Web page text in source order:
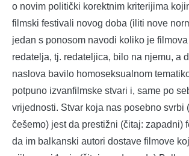
o novim politički korektnim kriterijima
filmski festivali novog doba (iliti nove
jedan s ponosom navodi koliko je
redatelja, tj. redateljica, bilo na njemu, a
naslova bavilo homoseksualnom
potpuno izvanfilmske stvari i, same po
vrijednosti. Stvar koja nas posebno svrbi
češemo) jest da prestižni (čitaj: zapadni)
da im balkanski autori dostave filmove